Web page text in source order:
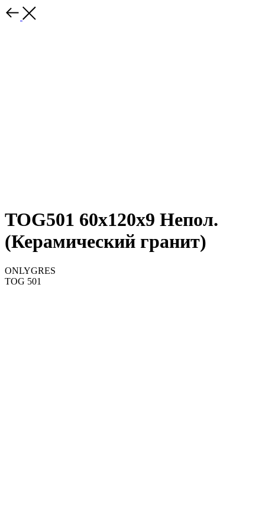
TOG501 60x120x9 Непол.
(Керамический гранит)
ONLYGRES
TOG 501